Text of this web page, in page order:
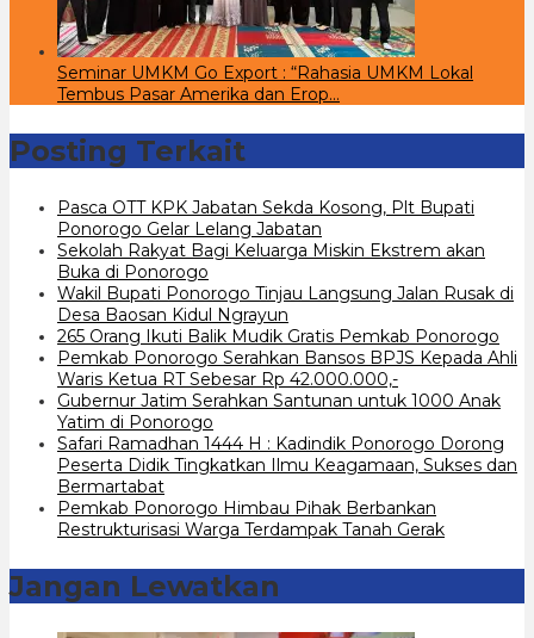
Seminar UMKM Go Export : “Rahasia UMKM Lokal
Tembus Pasar Amerika dan Erop…
Posting Terkait
Pasca OTT KPK Jabatan Sekda Kosong, Plt Bupati
Ponorogo Gelar Lelang Jabatan
Sekolah Rakyat Bagi Keluarga Miskin Ekstrem akan
Buka di Ponorogo
Wakil Bupati Ponorogo Tinjau Langsung Jalan Rusak di
Desa Baosan Kidul Ngrayun
265 Orang Ikuti Balik Mudik Gratis Pemkab Ponorogo
Pemkab Ponorogo Serahkan Bansos BPJS Kepada Ahli
Waris Ketua RT Sebesar Rp 42.000.000,-
Gubernur Jatim Serahkan Santunan untuk 1000 Anak
Yatim di Ponorogo
Safari Ramadhan 1444 H : Kadindik Ponorogo Dorong
Peserta Didik Tingkatkan Ilmu Keagamaan, Sukses dan
Bermartabat
Pemkab Ponorogo Himbau Pihak Berbankan
Restrukturisasi Warga Terdampak Tanah Gerak
Jangan Lewatkan